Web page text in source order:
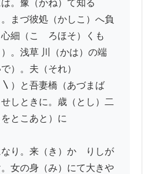
。豫（かね）て知る
まづ彼処（かしこ）へ負
心細（こゝろほそ）くも
。浅草 川（かは）の端
）。夫（それ）
）と吾妻橋（あづまば
しときに。歳（とし）二
とこあと）に
り。来（き）かゝりしが
女の身（み）にて大きや